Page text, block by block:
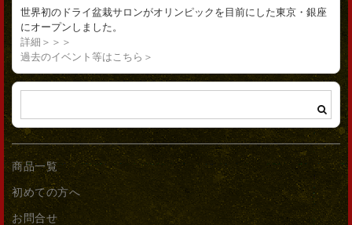
世界初のドライ盆栽サロンがオリンピックを目前にした東京・銀座
にオープンしました。
詳細＞＞＞
過去のイベント等はこちら＞
商品一覧
初めての方へ
お問合せ